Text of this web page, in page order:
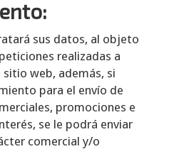
sus datos, al objeto
realizadas a
web, además, si
para el envío de
promociones e
se le podrá enviar
comercial y/o